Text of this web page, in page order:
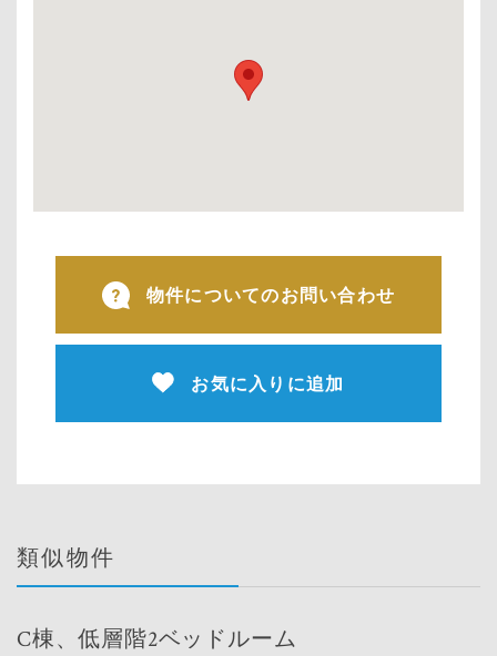
物件についてのお問い合わせ
お気に入りに追加
類似物件
C棟、低層階2ベッドルーム